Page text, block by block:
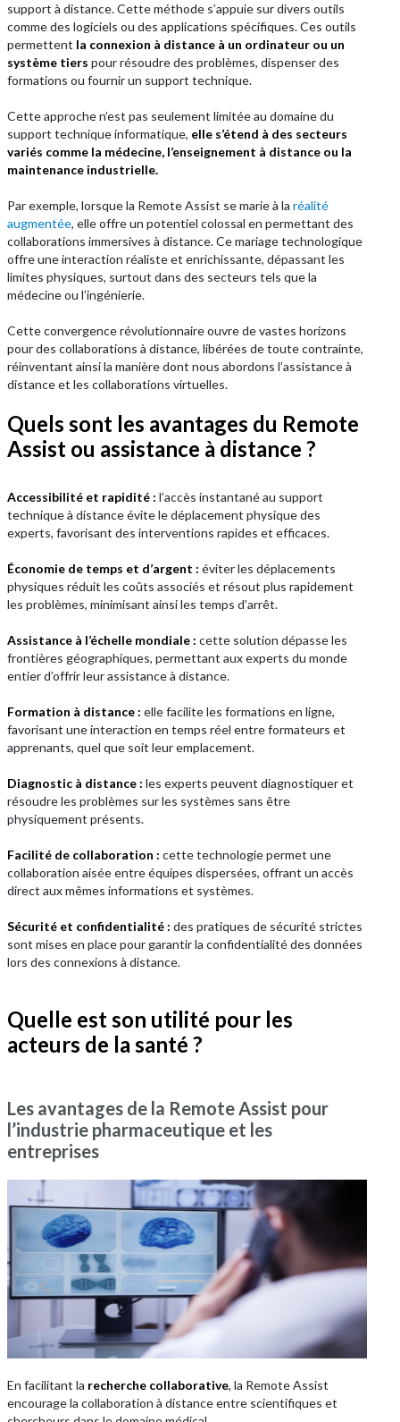
support à distance. Cette méthode s’appuie sur divers outils
comme des logiciels ou des applications spécifiques. Ces outils
permettent la connexion à distance à un ordinateur ou un
système tiers pour résoudre des problèmes, dispenser des
formations ou fournir un support technique.
Cette approche n’est pas seulement limitée au domaine du
support technique informatique, elle s’étend à des secteurs
variés comme la médecine, l’enseignement à distance ou la
maintenance industrielle.
Par exemple, lorsque la Remote Assist se marie à la réalité
augmentée, elle offre un potentiel colossal en permettant des
collaborations immersives à distance. Ce mariage technologique
offre une interaction réaliste et enrichissante, dépassant les
limites physiques, surtout dans des secteurs tels que la
médecine ou l’ingénierie.
Cette convergence révolutionnaire ouvre de vastes horizons
pour des collaborations à distance, libérées de toute contrainte,
réinventant ainsi la manière dont nous abordons l’assistance à
distance et les collaborations virtuelles.
Quels sont les avantages du Remote
Assist ou assistance à distance ?
Accessibilité et rapidité : l’accès instantané au support
technique à distance évite le déplacement physique des
experts, favorisant des interventions rapides et efficaces.
Économie de temps et d’argent : éviter les déplacements
physiques réduit les coûts associés et résout plus rapidement
les problèmes, minimisant ainsi les temps d’arrêt.
Assistance à l’échelle mondiale : cette solution dépasse les
frontières géographiques, permettant aux experts du monde
entier d’offrir leur assistance à distance.
Formation à distance : elle facilite les formations en ligne,
favorisant une interaction en temps réel entre formateurs et
apprenants, quel que soit leur emplacement.
Diagnostic à distance : les experts peuvent diagnostiquer et
résoudre les problèmes sur les systèmes sans être
physiquement présents.
Facilité de collaboration : cette technologie permet une
collaboration aisée entre équipes dispersées, offrant un accès
direct aux mêmes informations et systèmes.
Sécurité et confidentialité : des pratiques de sécurité strictes
sont mises en place pour garantir la confidentialité des données
lors des connexions à distance.
Quelle est son utilité pour les
acteurs de la santé ?
Les avantages de la Remote Assist pour
l’industrie pharmaceutique et les
entreprises
En facilitant la recherche collaborative, la Remote Assist
encourage la collaboration à distance entre scientifiques et